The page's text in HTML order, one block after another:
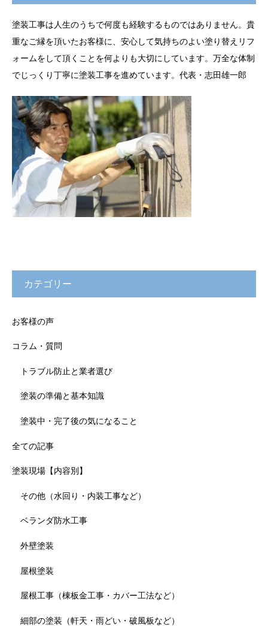
塗装工事は人生のうちで何度も経験するものではありません。貴
重なご縁を頂いたお客様に、安心して気持ちのよい塗り替えリフ
ォームをして頂くことを何よりも大切にしています。万全な体制
でじっくり丁寧に塗装工事を進めています。代表・志田雄一郎
カテゴリー
お客様の声
コラム・質問
トラブル防止と業者選び
塗装の準備と基本知識
塗装中・完了後の気になること
全ての記事
塗装現場【内容別】
その他（水回り・内装工事など）
ベランダ防水工事
外壁塗装
屋根塗装
屋根工事（棟板金工事・カバー工法など）
細部の塗装（軒天・雨どい・破風板など）